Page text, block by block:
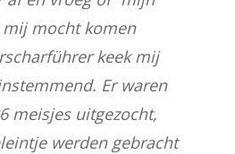
mij mocht komen
keek mij
Er waren
meisjes uitgezocht,
werden gebracht